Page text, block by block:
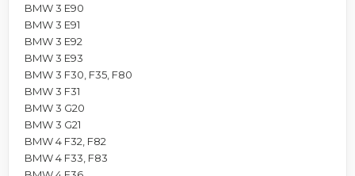
BMW 3 E90
BMW 3 E91
BMW 3 E92
BMW 3 E93
BMW 3 F30, F35, F80
BMW 3 F31
BMW 3 G20
BMW 3 G21
BMW 4 F32, F82
BMW 4 F33, F83